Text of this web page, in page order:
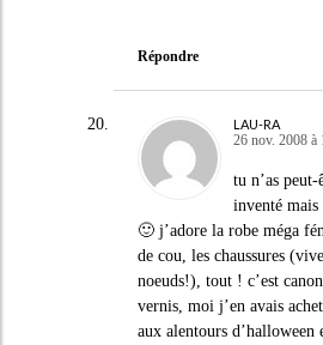
Répondre
LAU-RA
26 nov. 2008 à
tu n’as
inventé mais
🙂 j’adore la robe méga
de cou, les chaussures
noeuds!), tout ! c’est
vernis, moi j’en avais
aux alentours d’halloween